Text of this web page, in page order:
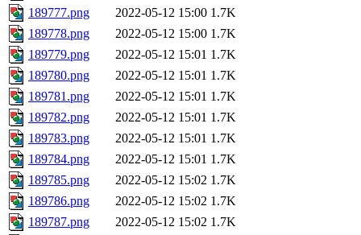
189777.png
2022-05-12 15:00 1.7K
189778.png
2022-05-12 15:00 1.7K
189779.png
2022-05-12 15:01 1.7K
189780.png
2022-05-12 15:01 1.7K
189781.png
2022-05-12 15:01 1.7K
189782.png
2022-05-12 15:01 1.7K
189783.png
2022-05-12 15:01 1.7K
189784.png
2022-05-12 15:01 1.7K
189785.png
2022-05-12 15:02 1.7K
189786.png
2022-05-12 15:02 1.7K
189787.png
2022-05-12 15:02 1.7K